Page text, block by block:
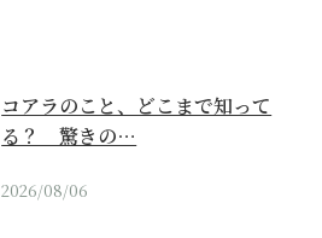
コアラのこと、どこまで知って
る？ 驚きの…
2026/08/06